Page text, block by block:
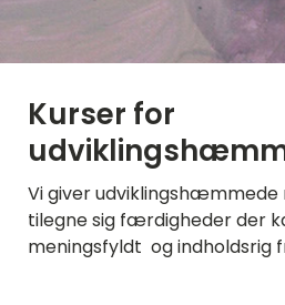
Kurser for
Vi giver udviklingshæmmede
tilegne sig færdigheder der
meningsfyldt og indholdsrig